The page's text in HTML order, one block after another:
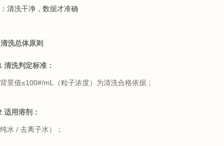
清洗干净，数据才准确
洗总体原则
清洗判定标准：
景值≤100#/mL（粒子浓度）为清洗合格依据；
适用溶剂：
水 / 去离子水）；